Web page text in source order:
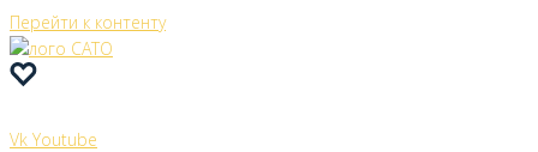
Перейти к контенту
Vk Youtube